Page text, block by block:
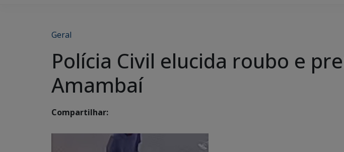
Geral
Polícia Civil elucida roubo e
Amambaí
Compartilhar: